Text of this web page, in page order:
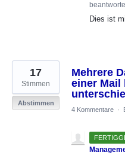
Dies ist
Mehrere
einer Mail
17
Stimmen
Abstimmen
4 Kommentare ·